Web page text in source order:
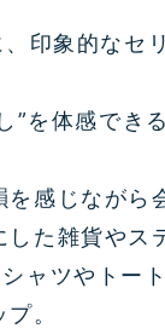
印象的なセ
”を体感でき
感じながら
た雑貨や
ャツやトー
。